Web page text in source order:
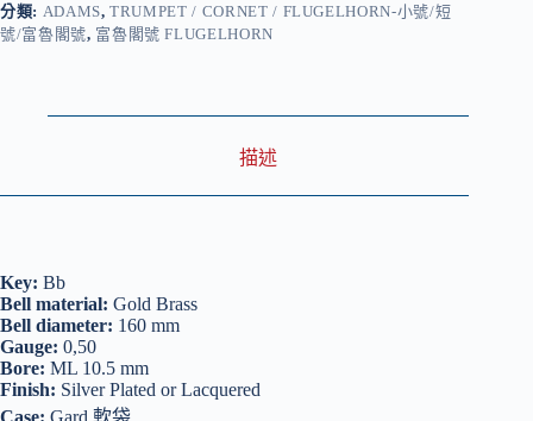
分類: ADAMS,TRUMPET / CORNET / FLUGELHORN-小號/短
號/富魯閣號, 富魯閣號 FLUGELHORN
描述
Key: Bb
Bell material: Gold Brass
Bell diameter: 160 mm
Gauge: 0,50
Bore: ML 10.5 mm
Finish: Silver Plated or Lacquered
Case: Gard 軟袋